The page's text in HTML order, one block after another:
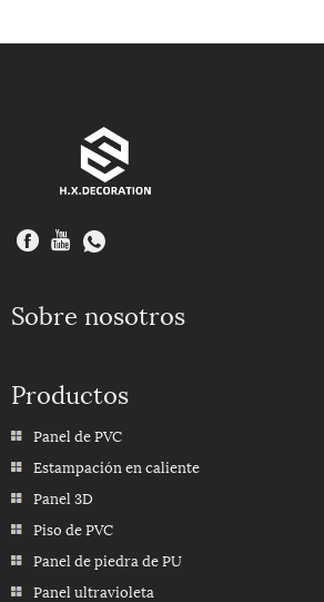
Sobre nosotros
Productos
Panel de PVC
Estampación en caliente
Panel 3D
Piso de PVC
Panel de piedra de PU
Panel ultravioleta